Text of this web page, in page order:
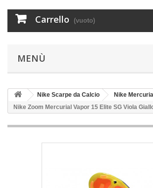
Carrello (vuoto)
MENÙ
Nike Scarpe da Calcio
Nike
Nike Zoom Mercurial Vapor 15 Elite SG Viola